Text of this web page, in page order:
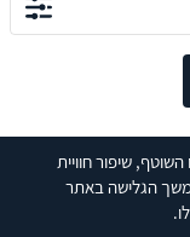
שיפור חוויית
הגלישה באתר